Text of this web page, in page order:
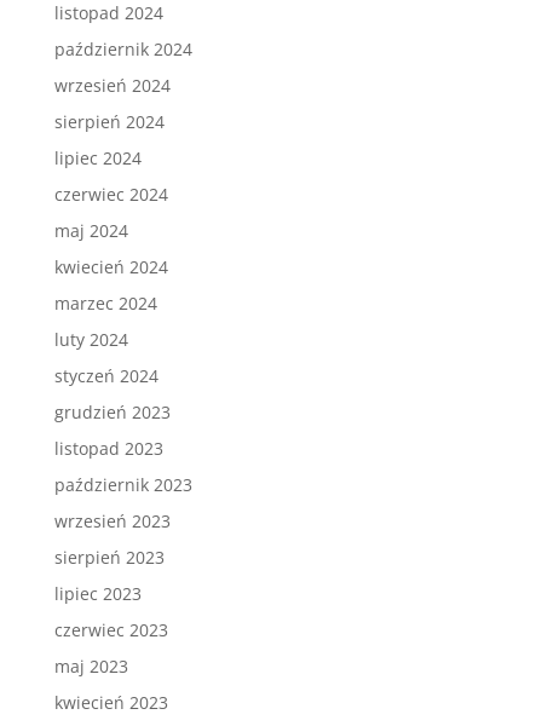
listopad 2024
październik 2024
wrzesień 2024
sierpień 2024
lipiec 2024
czerwiec 2024
maj 2024
kwiecień 2024
marzec 2024
luty 2024
styczeń 2024
grudzień 2023
listopad 2023
październik 2023
wrzesień 2023
sierpień 2023
lipiec 2023
czerwiec 2023
maj 2023
kwiecień 2023